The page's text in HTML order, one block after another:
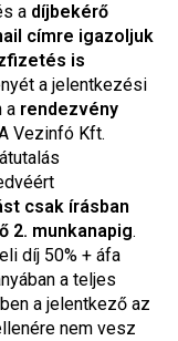
a díjbekérő
címre igazoljuk
is
a jelentkezési
a rendezvény
Vezinfó Kft.
csak írásban
2. munkanapig.
díj 50% + áfa
a teljes
a jelentkező az
nem vesz